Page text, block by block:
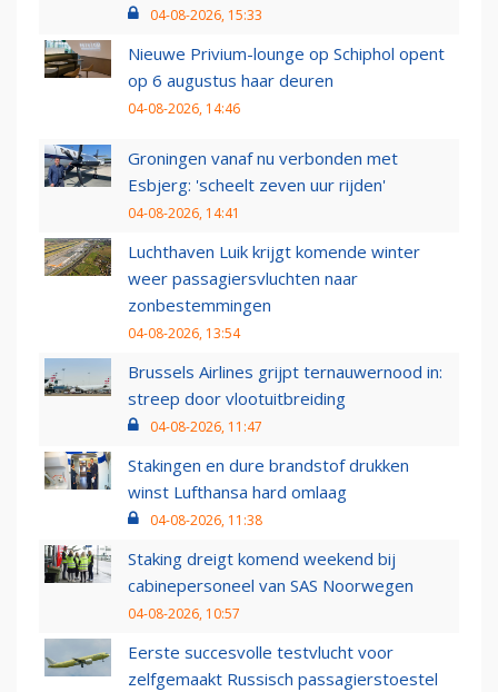
04-08-2026, 15:33
Nieuwe Privium-lounge op Schiphol opent
op 6 augustus haar deuren
04-08-2026, 14:46
Groningen vanaf nu verbonden met
Esbjerg: 'scheelt zeven uur rijden'
04-08-2026, 14:41
Luchthaven Luik krijgt komende winter
weer passagiersvluchten naar
zonbestemmingen
04-08-2026, 13:54
Brussels Airlines grijpt ternauwernood in:
streep door vlootuitbreiding
04-08-2026, 11:47
Stakingen en dure brandstof drukken
winst Lufthansa hard omlaag
04-08-2026, 11:38
Staking dreigt komend weekend bij
cabinepersoneel van SAS Noorwegen
04-08-2026, 10:57
Eerste succesvolle testvlucht voor
zelfgemaakt Russisch passagierstoestel